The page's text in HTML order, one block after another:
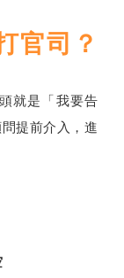
官司？
就是「我要告
提前介入，進